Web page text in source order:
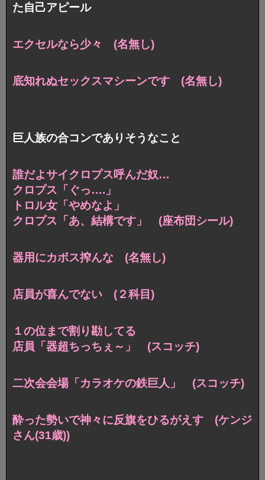
た自己アピール
エクセルなら少々 (名無し)
底知れぬセックスマシーンです (名無し)
巨人族の合コンでありそうなこと
誰だよサイクロプス呼んだ奴…
クロプス「ぐっ….」
トロル女「やめなよ」
クロプス「あ、結構です」 (座布団シール)
器用にカボス搾んな (名無し)
店員が喜んでない (２科目)
１の位まで割り勘してる
店員「器超ちっちぇ～」 (スコッチ)
二次会会場「カラオケの鉄巨人」 (スコッチ)
酔った勢いで神々に反旗をひるがえす (ケンジ
さん(31歳))